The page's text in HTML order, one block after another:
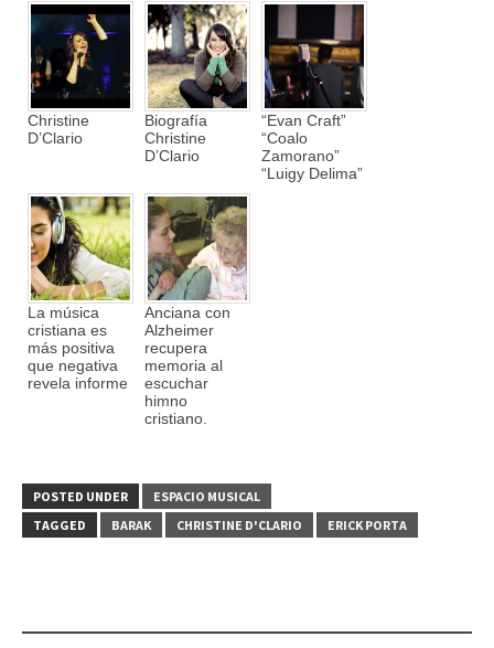
Christine
D’Clario
Biografía
Christine
D’Clario
“Evan Craft”
“Coalo
Zamorano”
“Luigy Delima”
La música
cristiana es
más positiva
que negativa
revela informe
Anciana con
Alzheimer
recupera
memoria al
escuchar
himno
cristiano.
POSTED UNDER
ESPACIO MUSICAL
TAGGED
BARAK CHRISTINE D'CLARIO ERICK PORTA